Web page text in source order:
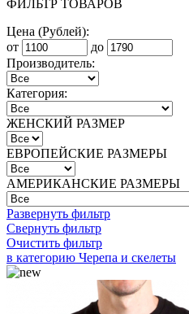
ФИЛЬТР ТОВАРОВ
Цена (Рублей):
от
до
Производитель:
Категория:
ЖЕНСКИЙ РАЗМЕР
ЕВРОПЕЙСКИЕ РАЗМЕРЫ
АМЕРИКАНСКИЕ РАЗМЕРЫ
Развернуть фильтр
Свернуть фильтр
Очистить фильтр
в категорию Черепа и скелеты